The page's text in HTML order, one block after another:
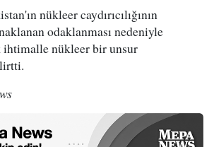
nükleer caydırıcılığının
odaklanması nedeniyle
ihtimalle nükleer bir unsur